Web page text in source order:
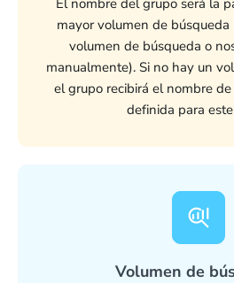
mayor volumen de
volumen de búsqueda o
manualmente). Si no hay un
el grupo recibirá el nombre
definida para
Volumen de